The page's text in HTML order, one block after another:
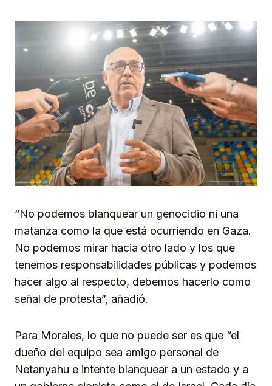
“No podemos blanquear un genocidio ni una
matanza como la que está ocurriendo en Gaza.
No podemos mirar hacia otro lado y los que
tenemos responsabilidades públicas y podemos
hacer algo al respecto, debemos hacerlo como
señal de protesta”, añadió.
Para Morales, lo que no puede ser es que “el
dueño del equipo sea amigo personal de
Netanyahu e intente blanquear a un estado y a